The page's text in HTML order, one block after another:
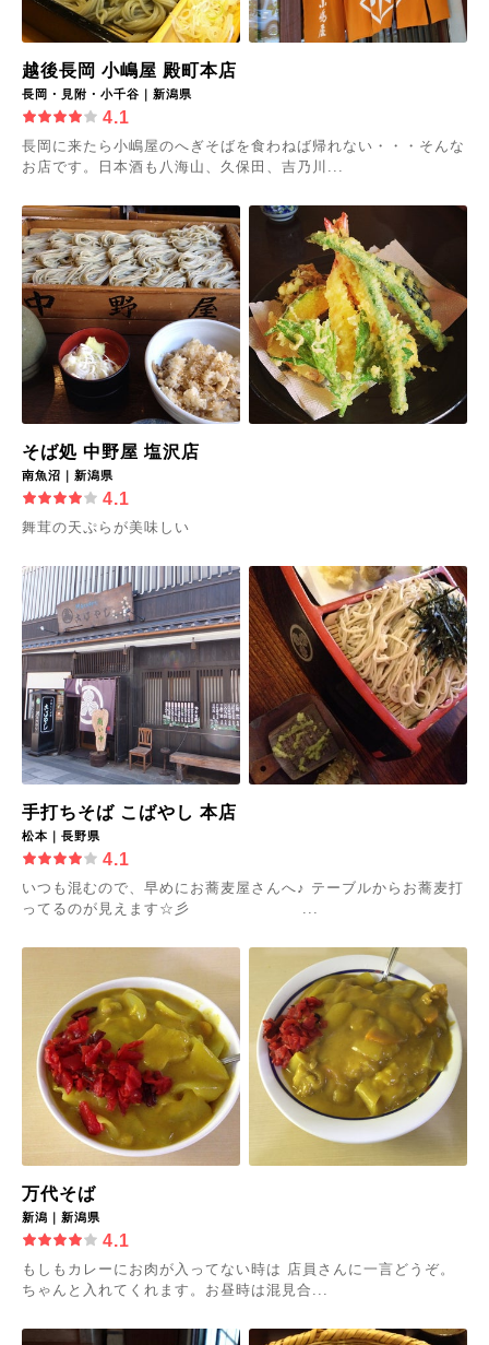
越後長岡 小嶋屋 殿町本店
長岡・見附・小千谷｜新潟県
4.1
長岡に来たら小嶋屋のへぎそばを食わねば帰れない・・・そんな
お店です。日本酒も八海山、久保田、吉乃川...
そば処 中野屋 塩沢店
南魚沼｜新潟県
4.1
舞茸の天ぷらが美味しい
手打ちそば こばやし 本店
松本｜長野県
4.1
いつも混むので、早めにお蕎麦屋さんへ♪ テーブルからお蕎麦打
ってるのが見えます☆彡 ...
万代そば
新潟｜新潟県
4.1
もしもカレーにお肉が入ってない時は 店員さんに一言どうぞ。
ちゃんと入れてくれます。お昼時は混見合...